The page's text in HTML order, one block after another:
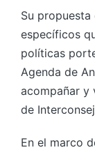
Su
específicos
políticas
Agenda de
acompañar y
de
En el marco